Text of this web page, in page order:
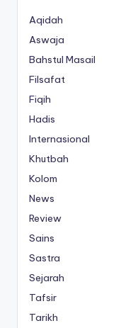
Aqidah
Aswaja
Bahstul Masail
Filsafat
Fiqih
Hadis
Internasional
Khutbah
Kolom
News
Review
Sains
Sastra
Sejarah
Tafsir
Tarikh